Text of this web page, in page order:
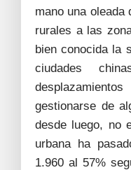
mano una oleada
rurales a las
bien conocida la
ciudades
gestionarse de
desde luego, no
urbana ha
1.960 al 57%